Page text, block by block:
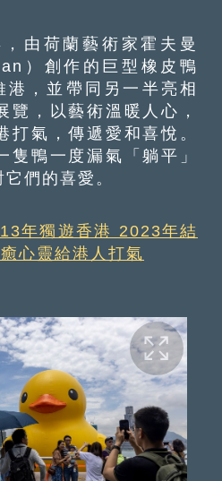
荷蘭藝術家霍夫曼
）創作的巨型橡皮鴨
，並帶同另一半亮相
覽，以藝術溫暖人心，
打氣，傳遞愛和喜悅。
隻鴨一度漏氣「躺平」
們的喜愛。
年獨遊香港 2023年結
心靈給港人打氣